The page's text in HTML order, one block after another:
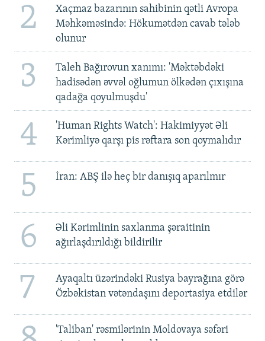
2
Xaçmaz bazarının sahibinin qətli Avropa
Məhkəməsində: Hökumətdən cavab tələb
olunur
3
Taleh Bağırovun xanımı: 'Məktəbdəki
hadisədən əvvəl oğlumun ölkədən çıxışına
qadağa qoyulmuşdu'
4
'Human Rights Watch': Hakimiyyət Əli
Kərimliyə qarşı pis rəftara son qoymalıdır
5 İran: ABŞ ilə heç bir danışıq aparılmır
6
Əli Kərimlinin saxlanma şəraitinin
ağırlaşdırıldığı bildirilir
7
Ayaqaltı üzərindəki Rusiya bayrağına görə
Özbəkistan vətəndaşını deportasiya etdilər
'Taliban' rəsmilərinin Moldovaya səfəri